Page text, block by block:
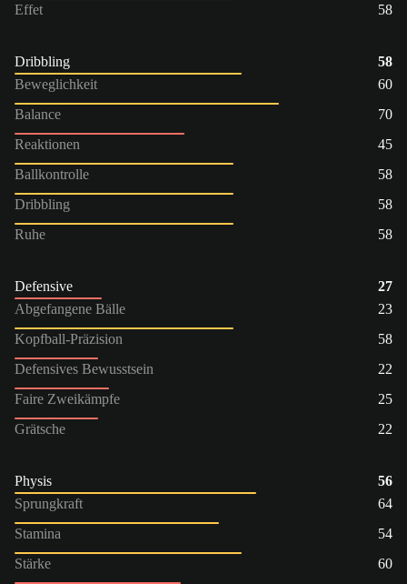
Effet
58
Dribbling
58
Beweglichkeit
60
Balance
70
Reaktionen
45
Ballkontrolle
58
Dribbling
58
Ruhe
58
Defensive
27
Abgefangene Bälle
23
Kopfball-Präzision
58
Defensives Bewusstsein
22
Faire Zweikämpfe
25
Grätsche
22
Physis
56
Sprungkraft
64
Stamina
54
Stärke
60